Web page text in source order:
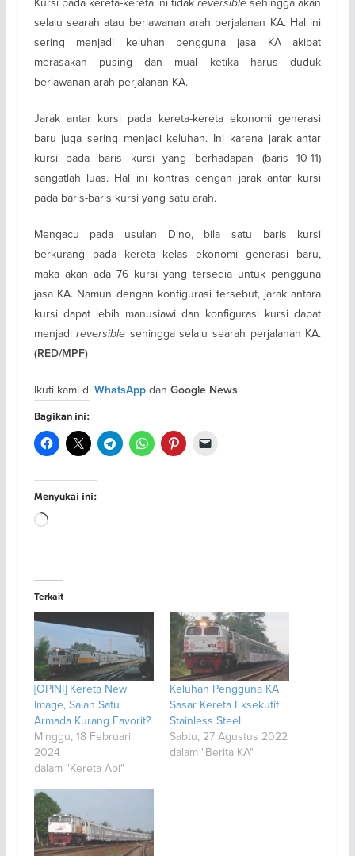
selalu searah atau berlawanan arah perjalanan KA. Hal ini
sering menjadi keluhan pengguna jasa KA akibat
merasakan pusing dan mual ketika harus duduk
berlawanan arah perjalanan KA.
Jarak antar kursi pada kereta-kereta ekonomi generasi
baru juga sering menjadi keluhan. Ini karena jarak antar
kursi pada baris kursi yang berhadapan (baris 10-11)
sangatlah luas. Hal ini kontras dengan jarak antar kursi
pada baris-baris kursi yang satu arah.
Mengacu pada usulan Dino, bila satu baris kursi
berkurang pada kereta kelas ekonomi generasi baru,
maka akan ada 76 kursi yang tersedia untuk pengguna
jasa KA. Namun dengan konfigurasi tersebut, jarak antara
kursi dapat lebih manusiawi dan konfigurasi kursi dapat
menjadireversible sehingga selalu searah perjalanan KA.
(RED/MPF)
Ikuti kami di WhatsAppdan Google News
Bagikan ini:
Menyukai ini:
Memuat...
Terkait
[OPINI] Kereta New
Image, Salah Satu
Armada Kurang Favorit?
Minggu, 18 Februari
2024
dalam "Kereta Api"
Keluhan Pengguna KA
Sasar Kereta Eksekutif
Stainless Steel
Sabtu, 27 Agustus 2022
dalam "Berita KA"